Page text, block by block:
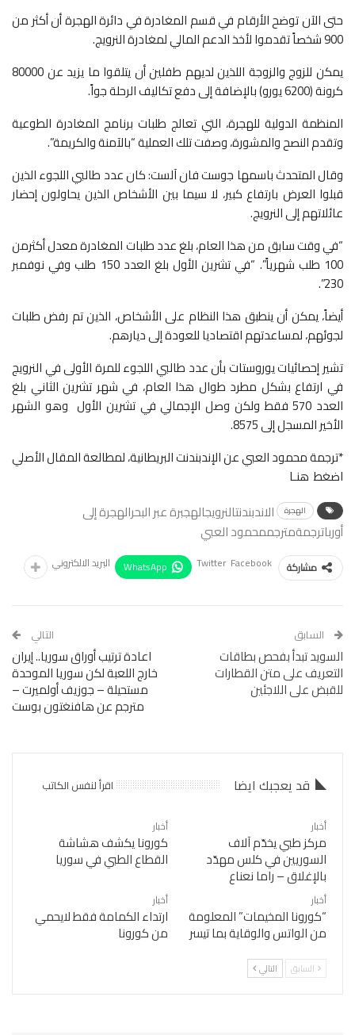
حتى الآن توضح الأرقام في قسم المغادرة في دائرة الهجرة أن أكثر من
900 شخصاً تقدموا لأخذ الدعم المالي لمغادرة النرويج.
يمكن للزوج والزوجة اللذين لديهم طفلين أن يتلقوا ما يزيد عن 80000
كرونة (6200 يورو) بالإضافة إلى دفع تكاليف الرحلة جواً.
المنظمة الدولية للهجرة، التي تعالج طلبات برنامج المغادرة الطوعية
وتقدم النصح والمشورة، وصفت تلك العملية “بالآمنة والكريمة”.
وقال المتحدث باسمها جوست فان آلست: كان عدد طالبي اللجوء الذين
قبلوا العرض بارتفاع كبير، لا سيما بين الأشخاص الذين يحاولون إحضار
عائلاتهم إلى النرويج.
“في وقت سابق من هذا العام، بلغ عدد طلبات المغادرة معدل أكثرمن
100 طلب شهرياً”. “في تشرين الأول بلغ العدد 150 طلب وفي نوفمبر
230”.
أيضاً، يمكن أن ينطبق هذا النظام على الأشخاص، الذين تم رفض طلبات
لجوئهم، لمساعدتهم اقتصاديا للعودة إلى ديارهم.
تشير إحصائيات يوروستات بأن عدد طالبي اللجوء للمرة الأولى في النرويج
في ارتفاع بشكل مطرد طوال هذا العام، في شهر تشرين الثاني بلغ
العدد 570 فقط ولكن وصل الإجمالي في تشرين الأول وهو الشهر
الأخير المسجل إلى 8575.
*ترجمة محمود العبي عن الإندبندنت البريطانية، لمطالعة المقال الأصلي
اضغط هنـا
الاندبندنتالنرويجالهجبرة عبر البحر
الهجرة
الهجرة إلى
أورباترجمةمترجممحمود العبي
مشاركة Facebook
Twitter
WhatsApp البريد الالكتروني
السابق
السويد تبدأ بفحص بطاقات
التعريف على متن القطارات
للقبض على اللاجئين
التالي
اعادة ترتيب أوراق سوريا.. إيران
خارج اللعبة لكن سوريا الموحدة
مستحيلة – جوزيف أولميرت –
مترجم عن هافنغتون بوست
قد يعجبك ايضا اقرأ لنفس الكاتب
أخبار
مركز طبي يخدّم آلاف
السوريين في كلس مهدّد
بالإغلاق – راما نعناع
أخبار
كورونا يكشف هشاشة
القطاع الطبي في سوريا
أخبار
“كورونا المخيمات” المعلومة
من الواتس والوقاية بما تيسر
أخبار
ارتداء الكمامة فقط لايحمي
من كورونا
السابق التالي